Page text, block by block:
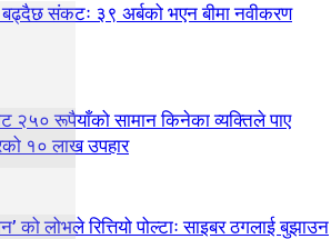
बढ्दैछ संकटः ३९ अर्बको भएन बीमा नवीकरण
२५० रूपैयाँको सामान किनेका व्यक्तिले पाए
१० लाख उपहार
को लोभले रित्तियो पोल्टाः साइबर ठगलाई बुझाउन